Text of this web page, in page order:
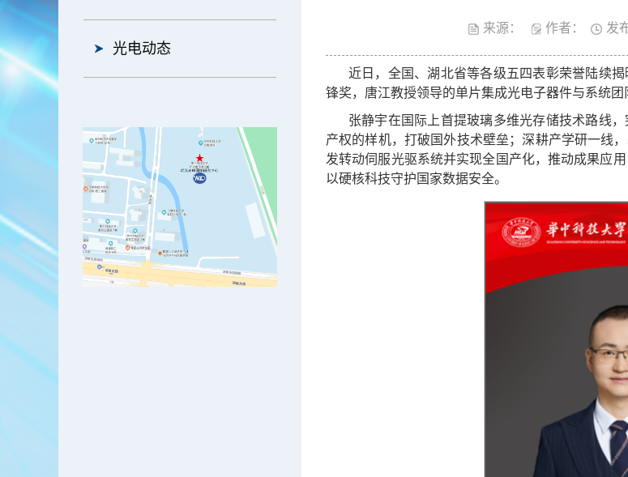
光电动态
来源： 作者： 发
近日，全国、湖北省等各级五四表彰荣誉陆续
锋奖，唐江教授领导的单片集成光电子器件与系统团
张静宇在国际上首提玻璃多维光存储技术路线
产权的样机，打破国外技术壁垒；深耕产学研一线
发转动伺服光驱系统并实现全国产化，推动成果应
以硬核科技守护国家数据安全。